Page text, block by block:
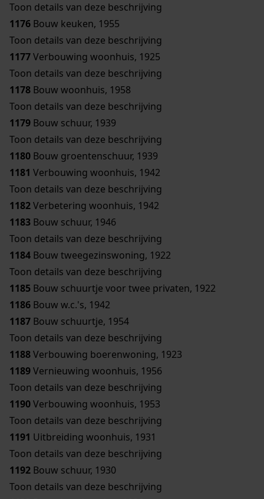
Toon details van deze beschrijving
1176 Bouw keuken, 1955
Toon details van deze beschrijving
1177Verbouwing woonhuis, 1925
Toon details van deze beschrijving
1178 Bouw woonhuis, 1958
Toon details van deze beschrijving
1179 Bouw schuur, 1939
Toon details van deze beschrijving
1180 Bouw groentenschuur, 1939
1181 Verbouwing woonhuis, 1942
Toon details van deze beschrijving
1182Verbetering woonhuis, 1942
1183 Bouw schuur, 1946
Toon details van deze beschrijving
1184 Bouw tweegezinswoning, 1922
Toon details van deze beschrijving
1185 Bouw schuurtje voor twee privaten, 1922
1186 Bouw w.c.'s, 1942
1187 Bouw schuurtje, 1954
Toon details van deze beschrijving
1188Verbouwing boerenwoning, 1923
1189Vernieuwing woonhuis, 1956
Toon details van deze beschrijving
1190Verbouwing woonhuis, 1953
Toon details van deze beschrijving
1191 Uitbreiding woonhuis, 1931
Toon details van deze beschrijving
1192 Bouw schuur, 1930
Toon details van deze beschrijving